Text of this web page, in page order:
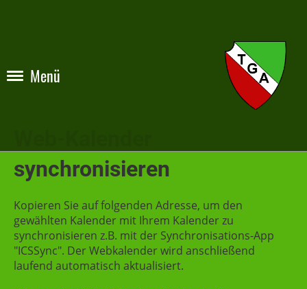
Menü
synchronisieren
Kopieren Sie auf folgenden Adresse, um den
gewählten Kalender mit Ihrem Kalender zu
synchronisieren z.B. mit der Synchronisations-App
"ICSSync". Der Webkalender wird anschließend
laufend automatisch aktualisiert.